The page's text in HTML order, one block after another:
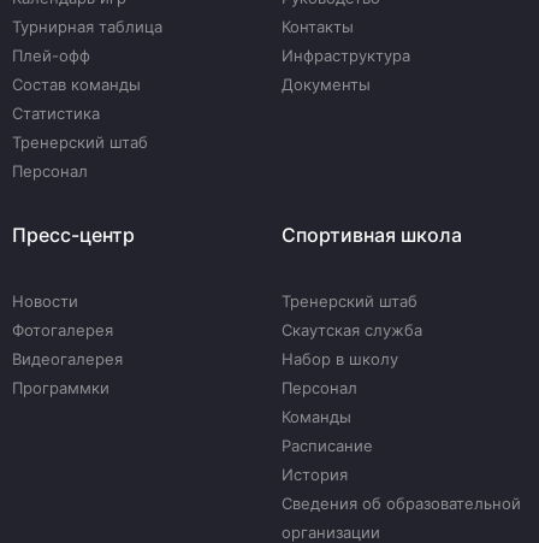
Турнирная таблица
Плей-офф
Состав команды
Статистика
Тренерский штаб
Персонал
Контакты
Инфраструктура
Документы
Пресс-центр
Новости
Фотогалерея
Видеогалерея
Программки
Спортивная школа
Тренерский штаб
Скаутская служба
Набор в школу
Персонал
Команды
Расписание
История
Сведения об образовательной
организации